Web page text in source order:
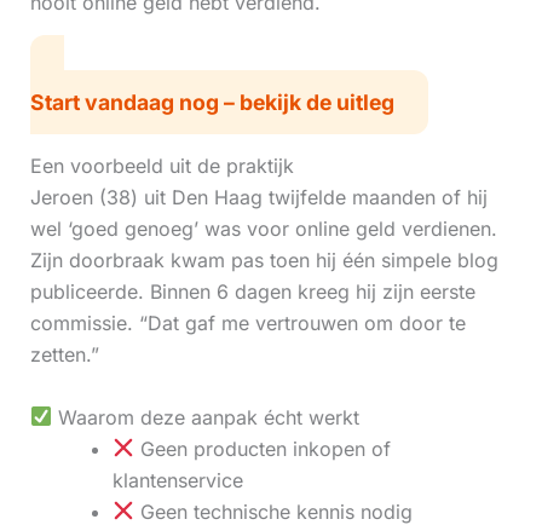
Start vandaag nog – bekijk de uitleg
Een voorbeeld uit de praktijk
Jeroen (38) uit Den Haag twijfelde maanden of hij
wel ‘goed genoeg’ was voor online geld verdienen.
Zijn doorbraak kwam pas toen hij één simpele blog
publiceerde. Binnen 6 dagen kreeg hij zijn eerste
commissie. “Dat gaf me vertrouwen om door te
zetten.”
Waarom deze aanpak écht werkt
Geen producten inkopen of
klantenservice
Geen technische kennis nodig